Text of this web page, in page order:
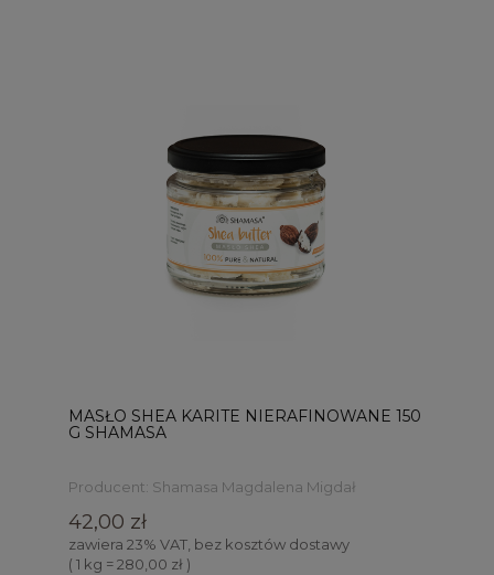
MASŁO SHEA KARITE NIERAFINOWANE 150
G SHAMASA
Producent: Shamasa Magdalena Migdał
42,00 zł
zawiera 23% VAT, bez kosztów dostawy
( 1 kg = 280,00 zł )